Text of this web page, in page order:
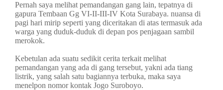
Pernah saya melihat pemandangan gang lain, tepatnya di
gapura Tembaan Gg VI-II-III-IV Kota Surabaya. nuansa di
pagi hari mirip seperti yang diceritakan di atas termasuk ada
warga yang duduk-duduk di depan pos penjagaan sambil
merokok.
Kebetulan ada suatu sedikit cerita terkait melihat
pemandangan yang ada di gang tersebut, yakni ada tiang
listrik, yang salah satu bagiannya terbuka, maka saya
menelpon nomor kontak Jogo Suroboyo.